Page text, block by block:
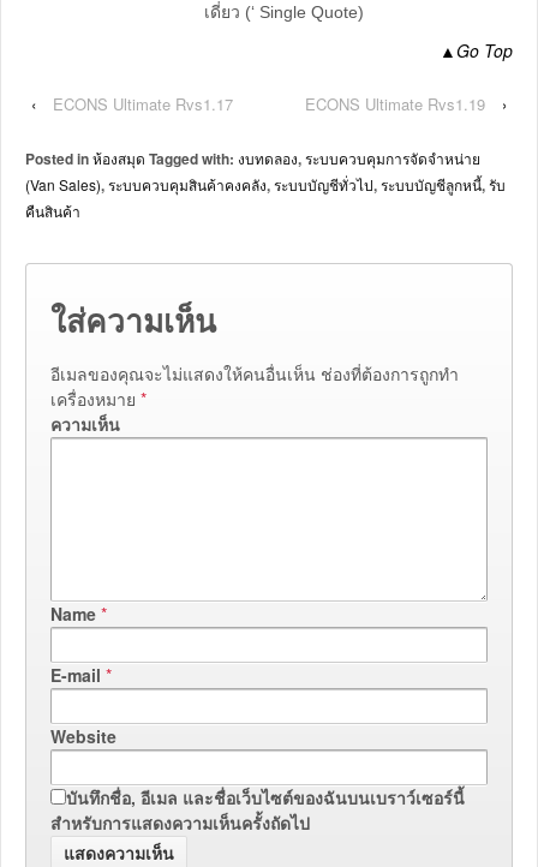
เดี่ยว (‘ Single Quote)
▲Go Top
‹ ECONS Ultimate Rvs1.17 ECONS Ultimate Rvs1.19 ›
Posted inห้องสมุด Tagged with: งบทดลอง,ระบบควบคุมการจัดจำหน่าย
(Van Sales),ระบบควบคุมสินค้าคงคลัง,ระบบบัญชีทั่วไป,ระบบบัญชีลูกหนี้,รับ
คืนสินค้า
ใส่ความเห็น
อีเมลของคุณจะไม่แสดงให้คนอื่นเห็น ช่องที่ต้องการถูกทำ
เครื่องหมาย *
ความเห็น
Name *
E-mail *
Website
บันทึกชื่อ, อีเมล และชื่อเว็บไซต์ของฉันบนเบราว์เซอร์นี้
สำหรับการแสดงความเห็นครั้งถัดไป